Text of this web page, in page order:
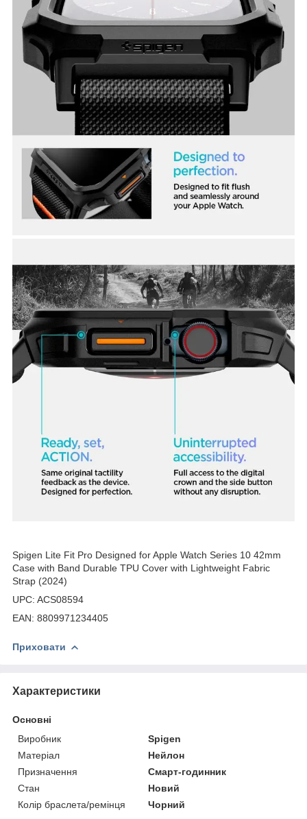
Spigen Lite Fit Pro Designed for Apple Watch Series 10 42mm
Case with Band Durable TPU Cover with Lightweight Fabric
Strap (2024)
UPC: ACS08594
EAN: 8809971234405
Приховати
Характеристики
Основні
Виробник
Spigen
Матеріал
Нейлон
Призначення
Смарт-годинник
Стан
Новий
Колір браслета/ремінця
Чорний